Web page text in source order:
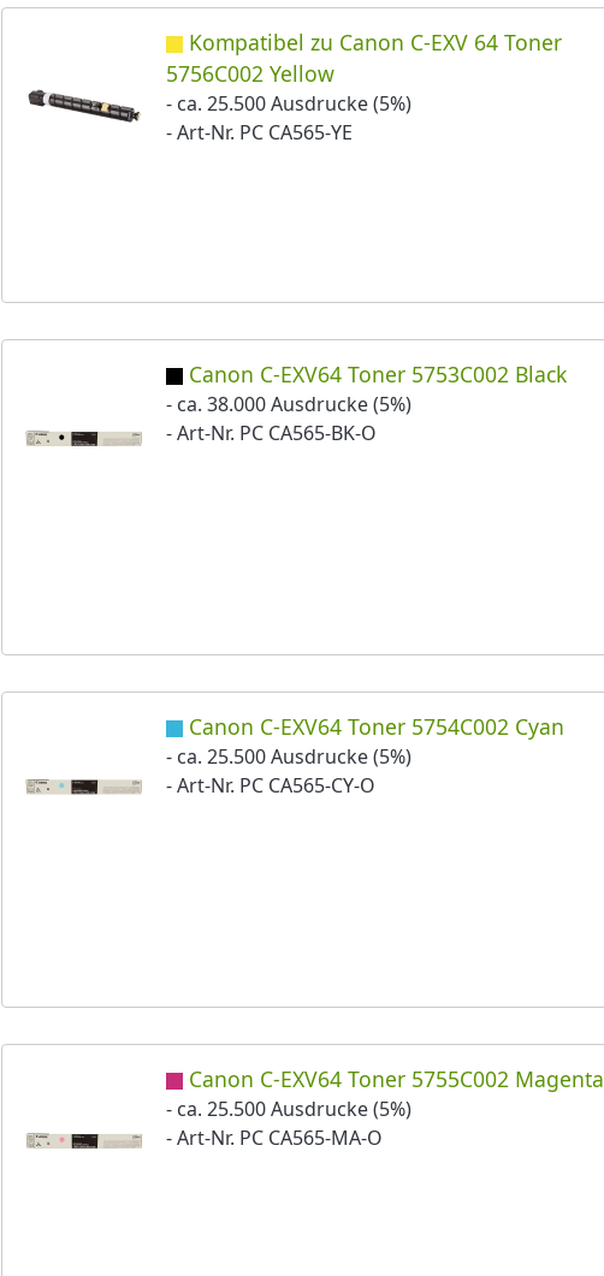
Kompatibel zu Canon C-EXV 64 Toner
5756C002 Yellow
- ca. 25.500 Ausdrucke (5%)
- Art-Nr. PC CA565-YE
Canon C-EXV64 Toner 5753C002 Black
- ca. 38.000 Ausdrucke (5%)
- Art-Nr. PC CA565-BK-O
Canon C-EXV64 Toner 5754C002 Cyan
- ca. 25.500 Ausdrucke (5%)
- Art-Nr. PC CA565-CY-O
Canon C-EXV64 Toner 5755C002 Magenta
- ca. 25.500 Ausdrucke (5%)
- Art-Nr. PC CA565-MA-O